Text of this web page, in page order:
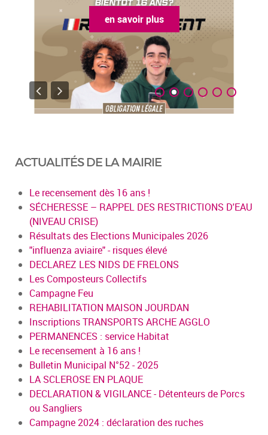
en savoir plus
ACTUALITÉS DE LA MAIRIE
Le recensement dès 16 ans !
SÉCHERESSE – RAPPEL DES RESTRICTIONS D'EAU
(NIVEAU CRISE)
Résultats des Elections Municipales 2026
"influenza aviaire" - risques élevé
DECLAREZ LES NIDS DE FRELONS
Les Composteurs Collectifs
Campagne Feu
REHABILITATION MAISON JOURDAN
Inscriptions TRANSPORTS ARCHE AGGLO
PERMANENCES : service Habitat
Le recensement à 16 ans !
Bulletin Municipal N°52 - 2025
LA SCLEROSE EN PLAQUE
DECLARATION & VIGILANCE - Détenteurs de Porcs
ou Sangliers
Campagne 2024 : déclaration des ruches